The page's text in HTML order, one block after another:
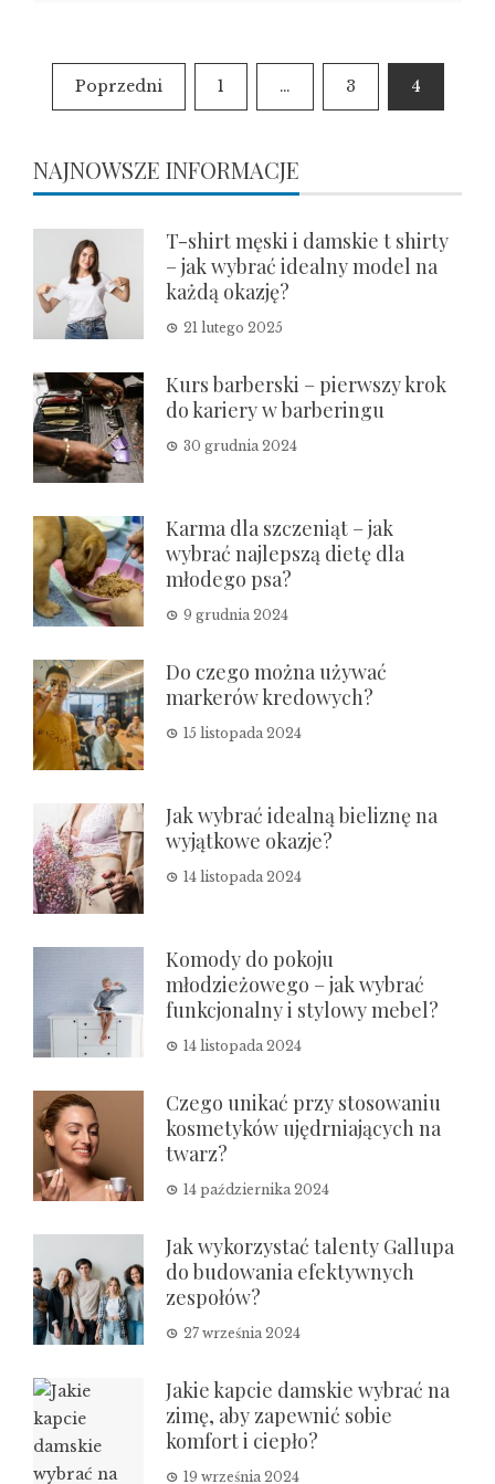
Stronicowanie
wpisów
Poprzedni 1 … 3 4
NAJNOWSZE INFORMACJE
T-shirt męski i damskie t shirty
– jak wybrać idealny model na
każdą okazję?
21 lutego 2025
Kurs barberski – pierwszy krok
do kariery w barberingu
30 grudnia 2024
Karma dla szczeniąt – jak
wybrać najlepszą dietę dla
młodego psa?
9 grudnia 2024
Do czego można używać
markerów kredowych?
15 listopada 2024
Jak wybrać idealną bieliznę na
wyjątkowe okazje?
14 listopada 2024
Komody do pokoju
młodzieżowego – jak wybrać
funkcjonalny i stylowy mebel?
14 listopada 2024
Czego unikać przy stosowaniu
kosmetyków ujędrniających na
twarz?
14 października 2024
Jak wykorzystać talenty Gallupa
do budowania efektywnych
zespołów?
27 września 2024
Jakie kapcie damskie wybrać na
zimę, aby zapewnić sobie
komfort i ciepło?
19 września 2024